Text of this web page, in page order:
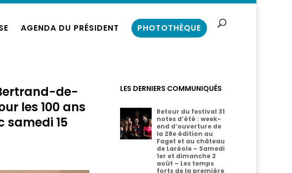
AGENDA DU PRÉSIDENT PHOTOTHÈQUE
de-
les 100 ans
samedi 15
LES DERNIERS COMMUNIQUÉS
Retour du festival 31
notes d’été : week-
end d’ouverture de
la 28e édition au
Faget et au château
de Laréole – Samedi
1er et dimanche 2
août – Les temps
forts de la première